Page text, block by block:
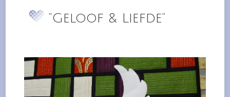
“Geloof & Liefde”